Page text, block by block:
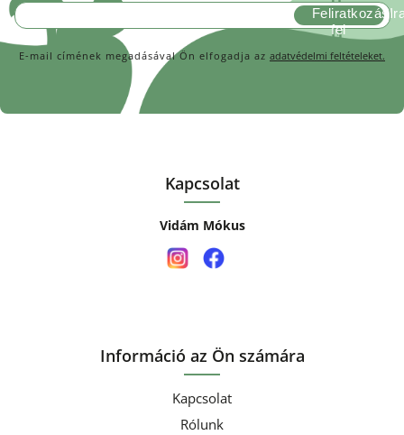
Kapcsolat
Vidám Mókus
Információ az Ön számára
Kapcsolat
Rólunk
E-mail címének megadásával Ön elfogadja az adatvédelmi feltételeket.
Feliratkozás